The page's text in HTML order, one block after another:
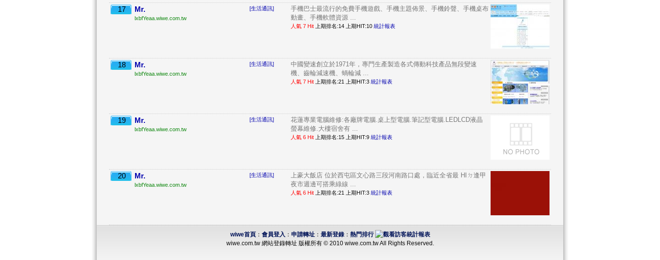
17 Mr.
lxbfYeaa.wiwe.com.tw
[生活通訊]
手機巴士最流行的免費手機遊戲、手機主題佈景、手機鈴聲、手機桌布
動畫、手機軟體資源 ...
人氣 7 Hit 上期排名:14 上期HIT:10 統計報表
18 Mr.
lxbfYeaa.wiwe.com.tw
[生活通訊]
中國變速創立於1971年，專門生產製造各式傳動科技產品無段變速
機、齒輪減速機、蝸輪減 ...
人氣 7 Hit 上期排名:21 上期HIT:3 統計報表
19 Mr.
lxbfYeaa.wiwe.com.tw
[生活通訊]
花蓮專業電腦維修:各廠牌電腦.桌上型電腦.筆記型電腦.LEDLCD液晶
螢幕維修.大樓宿舍有 ...
人氣 6 Hit 上期排名:15 上期HIT:9 統計報表
20 Mr.
lxbfYeaa.wiwe.com.tw
[生活通訊]
上豪大飯店 位於西屯區文心路三段河南路口處，臨近全省最 HIㄉ逢甲
夜市週邊可搭乘綠線 ...
人氣 6 Hit 上期排名:21 上期HIT:3 統計報表
wiwe首頁： 會員登入 ： 申請轉址： 最新登錄： 熱門排行
wiwe.com.tw 網站登錄轉址 版權所有 © 2010 wiwe.com.tw All Rights Reserved.